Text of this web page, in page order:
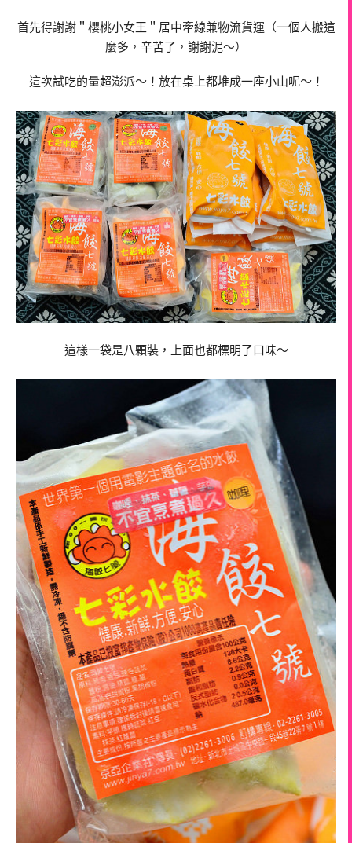
首先得謝謝＂櫻桃小女王＂居中牽線兼物流貨運（一個人搬這
麼多，辛苦了，謝謝泥～）
這次試吃的量超澎派～！放在桌上都堆成一座小山呢～！
這樣一袋是八顆裝，上面也都標明了口味～